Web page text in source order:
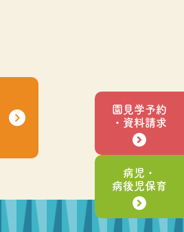
園見学予約
・資料請求
病児・
病後児保育